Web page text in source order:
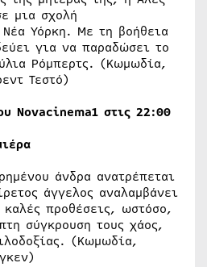
μια σχολή
Νέα Υόρκη. Με τη βοήθεια
για να παραδώσει το
Ρόμπερτς. (Κωμωδία,
Τεστό)
Novacinema1 στις 22:00
άνδρα ανατρέπεται
άγγελος αναλαμβάνει
προθέσεις, ωστόσο,
σύγκρουση τους χάος,
(Κωμωδία,